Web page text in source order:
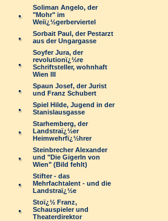
Soliman Angelo, der
"Mohr" im
Weiï¿½gerberviertel
Sorbait Paul, der Pestarzt
aus der Ungargasse
Soyfer Jura, der
revolutionï¿½re
Schriftsteller, wohnhaft
Wien III
Spaun Josef, der Jurist
und Franz Schubert
Spiel Hilde, Jugend in der
Stanislausgasse
Starhemberg, der
Landstraï¿½er
Heimwehrfï¿½hrer
Steinbrecher Alexander
und "Die Gigerln von
Wien" (Bild fehlt)
Stifter - das
Mehrfachtalent - und die
Landstraï¿½e
Stoï¿½ Franz,
Schauspieler und
Theaterdirektor